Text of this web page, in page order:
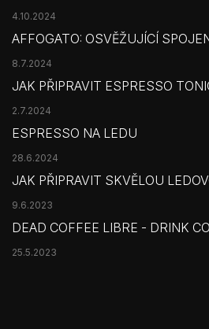
4.10.2024
AFFOGATO: OSVĚŽUJÍCÍ
8.7.2024
JAK PŘIPRAVIT ESPRESSO
2.7.2024
ESPRESSO NA LEDU
28.6.2024
JAK PŘIPRAVIT SKVĚLOU
9.6.2023
DEAD COFFEE LIBRE - DRINK
25.5.2023